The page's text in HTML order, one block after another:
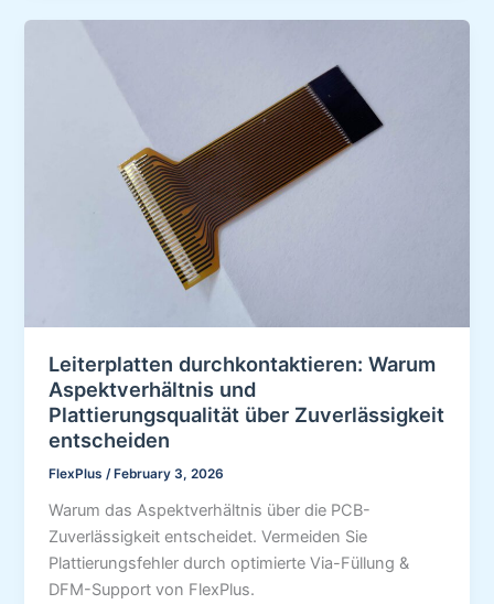
Leiterplatten durchkontaktieren: Warum
Aspektverhältnis und
Plattierungsqualität über Zuverlässigkeit
entscheiden
FlexPlus/ February 3, 2026
Warum das Aspektverhältnis über die PCB-
Zuverlässigkeit entscheidet. Vermeiden Sie
Plattierungsfehler durch optimierte Via-Füllung &
DFM-Support von FlexPlus.